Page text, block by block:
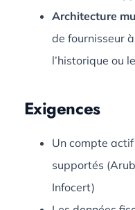
Architecture
de fournisseur
l’historique ou
Exigences
Un compte actif
supportés
Infocert)